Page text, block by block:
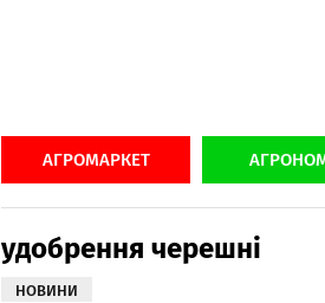
АГРОМАРКЕТ
удобрення черешні
НОВИНИ